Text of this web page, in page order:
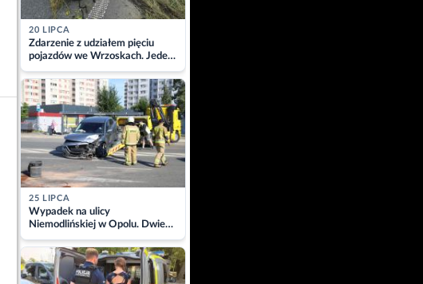
20 LIPCA
Zdarzenie z udziałem pięciu
pojazdów we Wrzoskach. Jeden
z kierowców zabrany w
kajdankach
25 LIPCA
Wypadek na ulicy
Niemodlińskiej w Opolu. Dwie
osoby w szpitalu